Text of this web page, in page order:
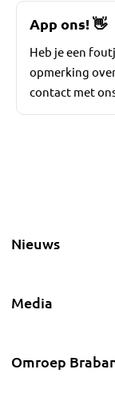
App ons!👋
Heb je een
opmerking
contact met
Nieuws
Media
Omroep